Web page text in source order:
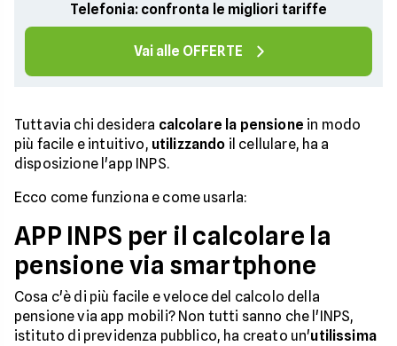
Telefonia: confronta le migliori tariffe
Vai alle OFFERTE
Tuttavia chi desidera calcolare la pensione in modo
più facile e intuitivo, utilizzando il cellulare, ha a
disposizione l'app INPS.
Ecco come funziona e come usarla:
APP INPS per il calcolare la
pensione via smartphone
Cosa c'è di più facile e veloce del calcolo della
pensione via app mobili? Non tutti sanno che l'INPS,
istituto di previdenza pubblico, ha creato un'utilissima